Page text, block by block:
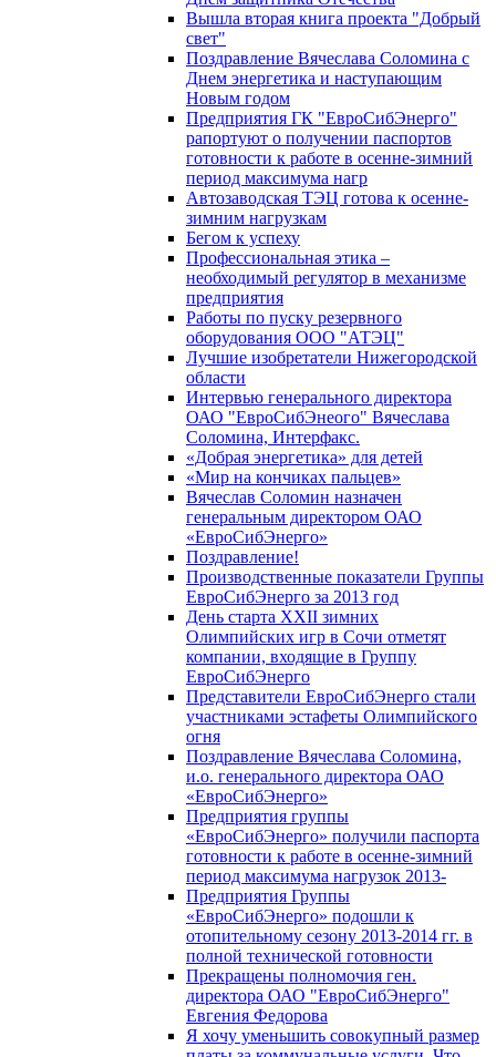
Вышла вторая книга проекта "Добрый
свет"
Поздравление Вячеслава Соломина с
Днем энергетика и наступающим
Новым годом
Предприятия ГК "ЕвроСибЭнерго"
рапортуют о получении паспортов
готовности к работе в осенне-зимний
период максимума нагр
Автозаводская ТЭЦ готова к осенне-
зимним нагрузкам
Бегом к успеху
Профессиональная этика –
необходимый регулятор в механизме
предприятия
Работы по пуску резервного
оборудования ООО "АТЭЦ"
Лучшие изобретатели Нижегородской
области
Интервью генерального директора
ОАО "ЕвроСибЭнеого" Вячеслава
Соломина, Интерфакс.
«Добрая энергетика» для детей
«Мир на кончиках пальцев»
Вячеслав Соломин назначен
генеральным директором ОАО
«ЕвроСибЭнерго»
Поздравление!
Производственные показатели Группы
ЕвроСибЭнерго за 2013 год
День старта XXII зимних
Олимпийских игр в Сочи отметят
компании, входящие в Группу
ЕвроСибЭнерго
Представители ЕвроСибЭнерго стали
участниками эстафеты Олимпийского
огня
Поздравление Вячеслава Соломина,
и.о. генерального директора ОАО
«ЕвроСибЭнерго»
Предприятия группы
«ЕвроСибЭнерго» получили паспорта
готовности к работе в осенне-зимний
период максимума нагрузок 2013-
Предприятия Группы
«ЕвроСибЭнерго» подошли к
отопительному сезону 2013-2014 гг. в
полной технической готовности
Прекращены полномочия ген.
директора ОАО "ЕвроСибЭнерго"
Евгения Федорова
Я хочу уменьшить совокупный размер